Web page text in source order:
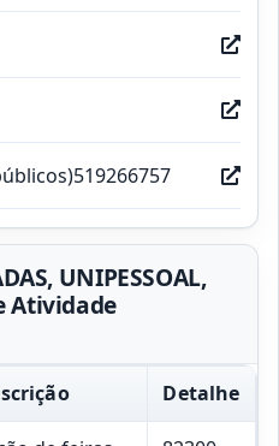
UNIPESSOAL,
Atividade
Detalhe